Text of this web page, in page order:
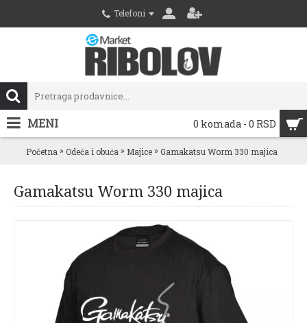
Telefoni
0 komada - 0 RSD
MENI
Početna » Odeća i obuća » Majice » Gamakatsu Worm 330 majica
Gamakatsu Worm 330 majica